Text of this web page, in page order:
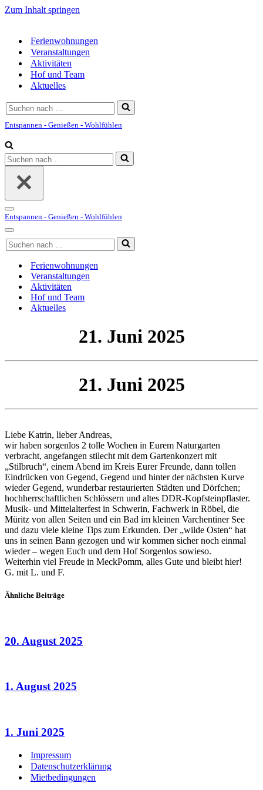
Zum Inhalt springen
Ferienwohnungen
Veranstaltungen
Aktivitäten
Hof und Team
Aktuelles
Suchen
nach …
Entspannen - Genießen - Wohlfühlen
Suchen
nach …
Navigationsmenü
Entspannen - Genießen - Wohlfühlen
Navigationsmenü
Suchen
nach …
Ferienwohnungen
Veranstaltungen
Aktivitäten
Hof und Team
Aktuelles
21. Juni 2025
21. Juni 2025
Liebe Katrin, lieber Andreas,
wir haben sorgenlos 2 tolle Wochen in Eurem Naturgarten
verbracht, angefangen stilecht mit dem Gartenkonzert mit
„Stilbruch“, einem Abend im Kreis Eurer Freunde, dann tollen
Eindrücken von Gegend, Gegend und hinter der nächsten Kurve
wieder Gegend, wunderbar restaurierten Städten und Dörfchen;
hochherrschaftlichen Schlössern und altes DDR-Kopfsteinpflaster.
Musik- und Mittelalterfest in Schwerin, Fachwerk in Röbel, die
Müritz von allen Seiten und ein Bad im kleinen Varchentiner See
und dazu viele kleine Tips zum Erkunden. Der „wilde Osten“ hat
uns in seinen Bann gezogen und wir kommen sicher noch einmal
wieder – wegen Euch und dem Hof Sorgenlos sowieso.
Weiterhin viel Freude in MeckPomm, alles Gute und bleibt hier!
G. mit L. und F.
Ähnliche Beiträge
20. August 2025
1. August 2025
1. Juni 2025
Impressum
Datenschutzerklärung
Mietbedingungen